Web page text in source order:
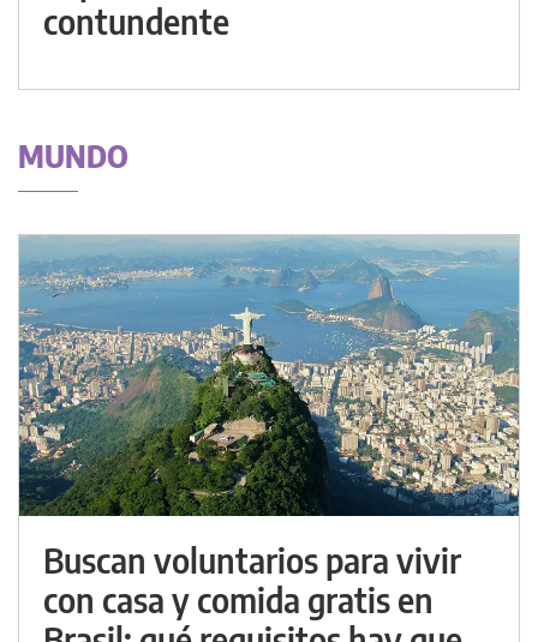
contundente
MUNDO
Buscan voluntarios para vivir
con casa y comida gratis en